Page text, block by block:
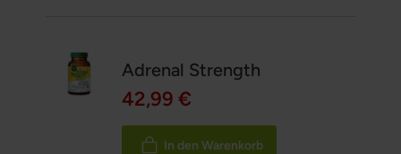
Adrenal Strength
42,99 €
In den Warenkorb